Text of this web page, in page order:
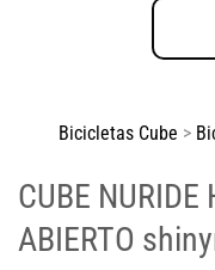
Bicicletas Cube >
CUBE NURIDE
ABIERTO